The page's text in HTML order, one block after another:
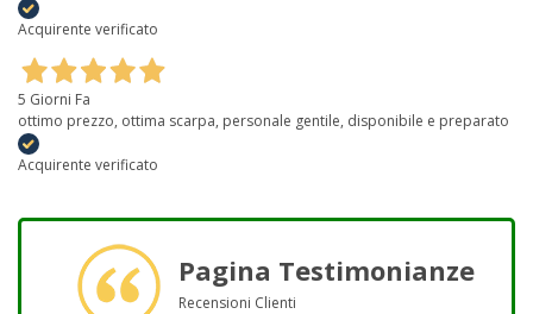
Acquirente verificato
5 Giorni Fa
ottimo prezzo, ottima scarpa, personale gentile, disponibile e preparato
Acquirente verificato
Pagina Testimonianze
Recensioni Clienti